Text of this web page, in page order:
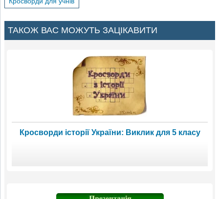
ТАКОЖ ВАС МОЖУТЬ ЗАЦІКАВИТИ
Кросворди історії України: Виклик для 5 класу